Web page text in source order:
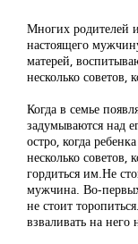
Многих родителей
настоящего
матерей,
несколько советов,
Когда в семье
задумываются над
остро, когда
несколько советов,
гордиться им.Не
мужчина. Во-
не стоит
взваливать на